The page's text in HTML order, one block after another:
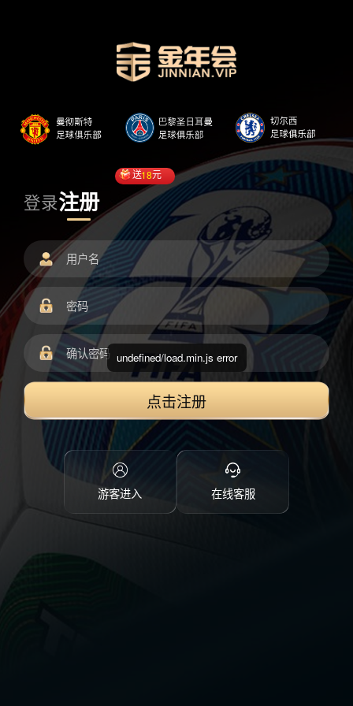
登录注册
送18元
点击注册
游客进入 在线客服
undefined/load.min.js error